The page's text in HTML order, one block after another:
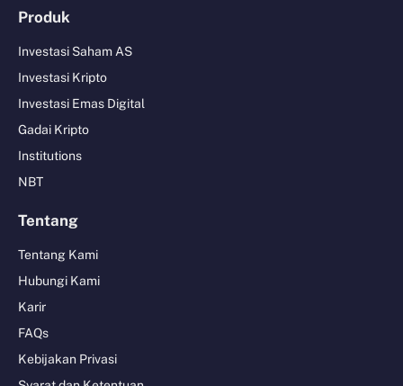
Produk
Investasi Saham AS
Investasi Kripto
Investasi Emas Digital
Gadai Kripto
Institutions
NBT
Tentang
Tentang Kami
Hubungi Kami
Karir
FAQs
Kebijakan Privasi